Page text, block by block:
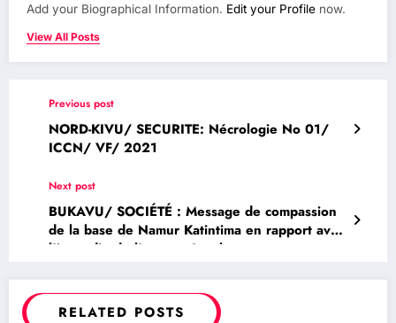
Add your Biographical Information. Edit your Profile now.
View All Posts
Previous post
NORD-KIVU/ SECURITE: Nécrologie No 01/
ICCN/ VF/ 2021
Next post
BUKAVU/ SOCIÉTÉ : Message de compassion
de la base de Namur Katintima en rapport avec
l’incendie de l’avenue Irambo
RELATED POSTS